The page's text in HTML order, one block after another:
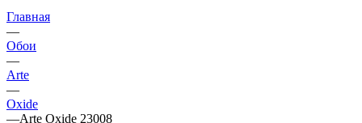
Главная
—
Обои
—
Arte
—
Oxide
—Arte Oxide 23008